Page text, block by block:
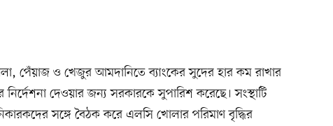
পেঁয়াজ ও খেজুর আমদানিতে ব্যাংকের সুদের হার কম রাখার
নির্দেশনা দেওয়ার জন্য সরকারকে সুপারিশ করেছে। সংস্থাটি
সঙ্গে বৈঠক করে এলসি খোলার পরিমাণ বৃদ্ধির